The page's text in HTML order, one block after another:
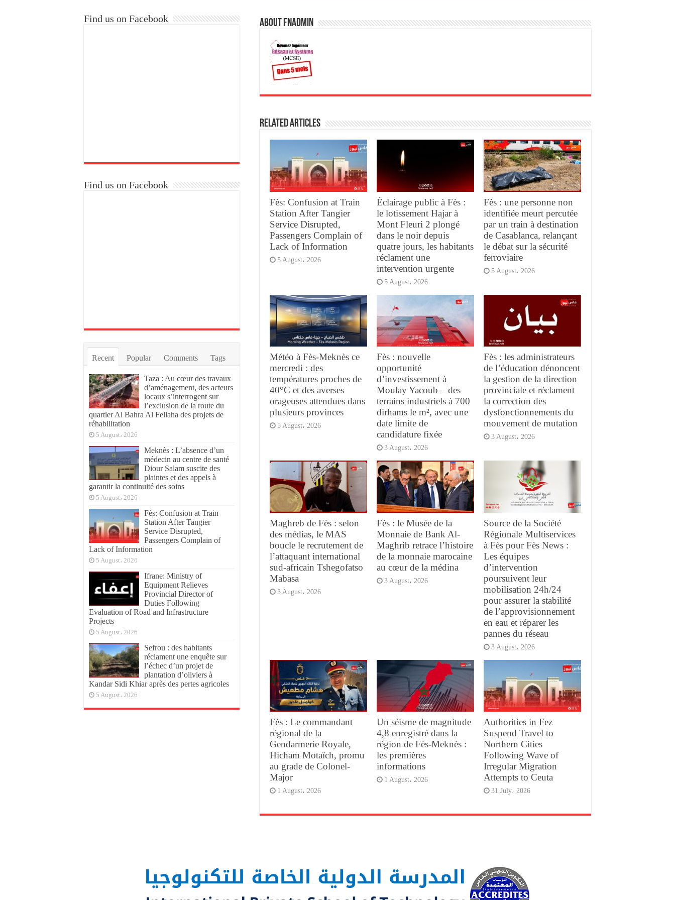
About fnadmin
Related Articles
Fès: Confusion at Train
Station After Tangier
Service Disrupted,
Passengers Complain of
Lack of Information
5 August، 2026
Éclairage public à Fès :
le lotissement Hajar à
Mont Fleuri 2 plongé
dans le noir depuis
quatre jours, les habitants
réclament une
intervention urgente
5 August، 2026
Fès : une personne non
identifiée meurt percutée
par un train à destination
de Casablanca, relançant
le débat sur la sécurité
ferroviaire
5 August، 2026
Météo à Fès-Meknès ce
mercredi : des
températures proches de
40°C et des averses
orageuses attendues dans
plusieurs provinces
5 August، 2026
Fès : nouvelle
opportunité
d’investissement à
Moulay Yacoub – des
terrains industriels à 700
dirhams le m², avec une
date limite de
candidature fixée
3 August، 2026
Fès : les administrateurs
de l’éducation dénoncent
la gestion de la direction
provinciale et réclament
la correction des
dysfonctionnements du
mouvement de mutation
3 August، 2026
Maghreb de Fès : selon
des médias, le MAS
boucle le recrutement de
l’attaquant international
sud-africain Tshegofatso
Mabasa
3 August، 2026
Fès : le Musée de la
Monnaie de Bank Al-
Maghrib retrace l’histoire
de la monnaie marocaine
au cœur de la médina
3 August، 2026
Source de la Société
Régionale Multiservices
à Fès pour Fès News :
Les équipes
d’intervention
poursuivent leur
mobilisation 24h/24
pour assurer la stabilité
de l’approvisionnement
en eau et réparer les
pannes du réseau
3 August، 2026
Fès : Le commandant
régional de la
Gendarmerie Royale,
Hicham Motaïch, promu
au grade de Colonel-
Major
1 August، 2026
Un séisme de magnitude
4,8 enregistré dans la
région de Fès-Meknès :
les premières
informations
1 August، 2026
Authorities in Fez
Suspend Travel to
Northern Cities
Following Wave of
Irregular Migration
Attempts to Ceuta
31 July، 2026
Find us on Facebook
Find us on Facebook
Recent Popular Comments Tags
Taza : Au cœur des travaux
d’aménagement, des acteurs
locaux s’interrogent sur
l’exclusion de la route du
quartier Al Bahra Al Fellaha des projets de
réhabilitation
5 August، 2026
Meknès : L’absence d’un
médecin au centre de santé
Diour Salam suscite des
plaintes et des appels à
garantir la continuité des soins
5 August، 2026
Fès: Confusion at Train
Station After Tangier
Service Disrupted,
Passengers Complain of
Lack of Information
5 August، 2026
Ifrane: Ministry of
Equipment Relieves
Provincial Director of
Duties Following
Evaluation of Road and Infrastructure
Projects
5 August، 2026
Sefrou : des habitants
réclament une enquête sur
l’échec d’un projet de
plantation d’oliviers à
Kandar Sidi Khiar après des pertes agricoles
5 August، 2026